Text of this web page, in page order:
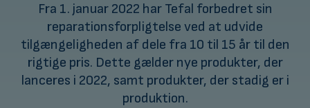
Fra 1. januar 2022 har Tefal forbedret sin
reparationsforpligtelse ved at udvide
tilgængeligheden af dele fra 10 til 15 år til den
rigtige pris. Dette gælder nye produkter, der
lanceres i 2022, samt produkter, der stadig er i
produktion.